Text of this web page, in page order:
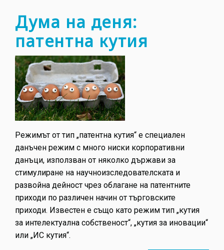
Дума на деня:
патентна кутия
Режимът от тип „патентна кутия“ е специален
данъчен режим с много ниски корпоративни
данъци, използван от няколко държави за
стимулиране на научноизследователската и
развойна дейност чрез облагане на патентните
приходи по различен начин от търговските
приходи. Известен е също като режим тип „кутия
за интелектуална собственост“, „кутия за иновации“
или „ИС кутия“.